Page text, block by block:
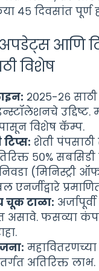
४५ दिवसांत पूर्ण
अपडेट्स आणि
विशेष
२०२५-२६
उद्दिष्ट.
विशेष कॅम्प.
शेती पंपसाठी
५०%
(मिनिस्ट्री
एनर्जीद्वारे
चूक टाळा:
असावे. फसव्या
अतिरिक्त लाभ.